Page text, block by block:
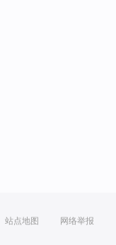
站点地图 网络举报